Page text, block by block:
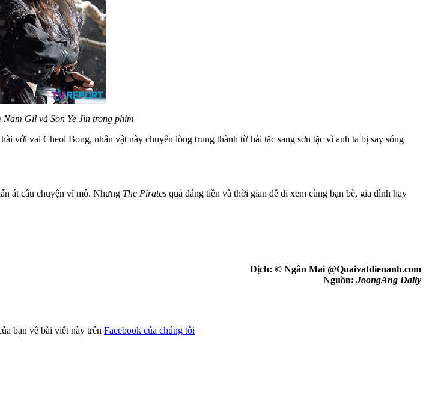
Gil và Son Ye Jin trong phim
với vai Cheol Bong, nhân vật này chuyển lòng trung thành từ hải tặc sang sơn tặc vì anh ta bị say sóng
át câu chuyện vĩ mô. Nhưng The Pirates quả đáng tiền và thời gian để đi xem cùng bạn bè, gia đình hay
Dịch: © Ngân Mai @Quaivatdienanh.com
Nguồn: JoongAng Daily
bạn về bài viết này trên Facebook của chúng tôi